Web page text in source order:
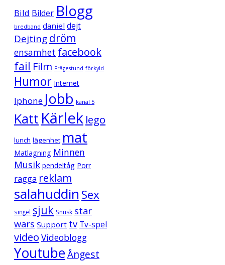
Bild Bilder Blogg
bredband daniel dejt
Dejtingdröm
ensamhet facebook
fail Film Frågestund förkyld
Humor Internet
Iphone Jobb kanal 5
Katt Kärlek lego
lunch lägenhet mat
Matlagning Minnen
Musik pendeltåg Porr
ragga reklam
salahuddin Sex
singel sjuk Snusk star
wars Support tv Tv-spel
video Videoblogg
YoutubeÅngest